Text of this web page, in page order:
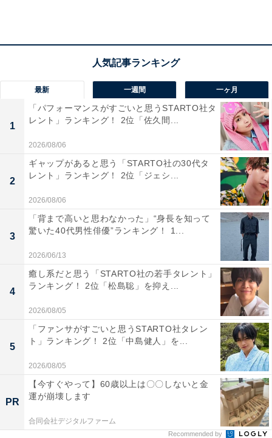
家賃や食費、光熱費など、リアルな収支状況とや
■埼玉県所沢市、46歳女性1人暮らしの場合
年収：400万円
家賃：8万円
間取り：1LDK
食費：4万5000円
交際費：2万5000円
電気代：8000円
ガス代：0円
通信費：8000円
車：なし
その他：猫のご飯、砂、おやつ、病院代など3万円
今後については、「生活費を切り詰めてもいいのでなる
べく早く退職して猫とのんびり暮らしたいという気持ち
が一番強いが、実家の母親が亡くなったら家に住むか売
最新 一週間 一ヶ月
1
「パフォーマンスがすごいと思うSTARTO社タ
レント」ランキング！ 2位「佐久間...
2026/08/06
2
ギャップがあると思う「STARTO社の30代タ
レント」ランキング！ 2位「ジェシ...
2026/08/06
3
「背まで高いと思わなかった」“身長を知って
驚いた40代男性俳優”ランキング！ 1...
2026/06/13
4
癒し系だと思う「STARTO社の若手タレント」
ランキング！ 2位「松島聡」を抑え...
2026/08/05
5
「ファンサがすごいと思うSTARTO社タレン
ト」ランキング！ 2位「中島健人」を...
2026/08/05
PR
【今すぐやって】60歳以上は〇〇しないと金
運が崩壊します
合同会社デジタルファーム
Recommended by